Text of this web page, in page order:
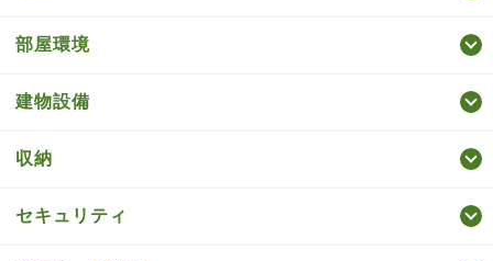
部屋環境
建物設備
収納
セキュリティ